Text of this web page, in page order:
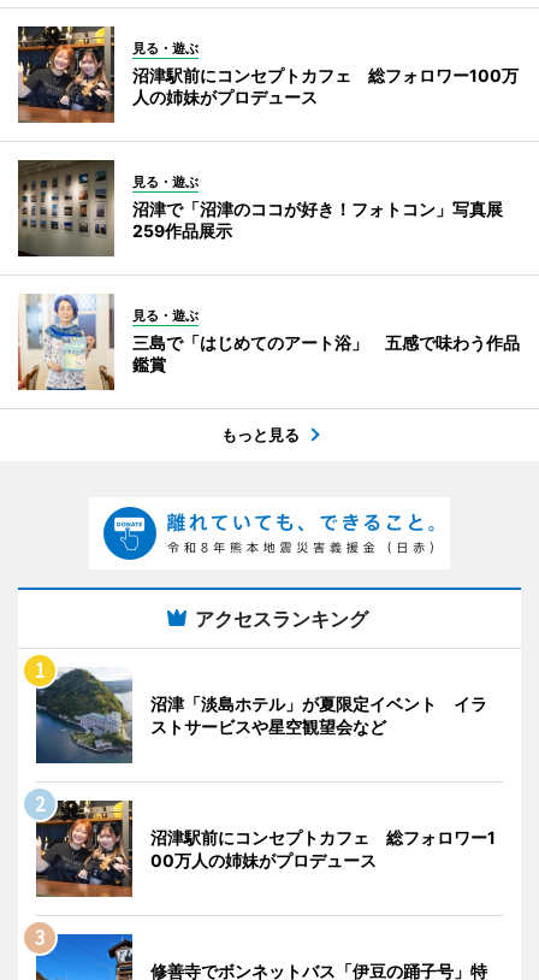
見る・遊ぶ
沼津駅前にコンセプトカフェ 総フォロワー100万
人の姉妹がプロデュース
見る・遊ぶ
沼津で「沼津のココが好き！フォトコン」写真展
259作品展示
見る・遊ぶ
三島で「はじめてのアート浴」 五感で味わう作品
鑑賞
もっと見る
アクセスランキング
沼津「淡島ホテル」が夏限定イベント イラ
ストサービスや星空観望会など
沼津駅前にコンセプトカフェ 総フォロワー1
00万人の姉妹がプロデュース
修善寺でボンネットバス「伊豆の踊子号」特